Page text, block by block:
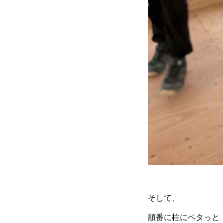
そして、
順番に柱にペタっと